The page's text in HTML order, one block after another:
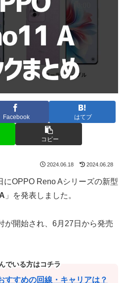
Facebook はてブ
コピー
2024.06.18 2024.06.28
にOPPO Reno Aシリーズの新型
」を発表しました。
が開始され、6月27日から発売
でいる方はコチラ
すすめの回線・キャリアは？